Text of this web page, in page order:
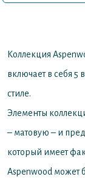
Коллекция
включает в себя
стиле.
Элементы
– матовую – и
который имеет
Aspenwood может